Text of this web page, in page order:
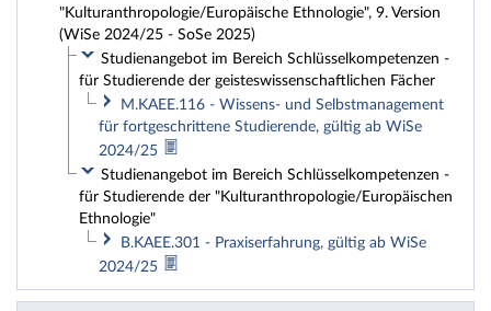
"Kulturanthropologie/Europäische Ethnologie", 9. Version
(WiSe 2024/25 - SoSe 2025)
Studienangebot im Bereich Schlüsselkompetenzen -
für Studierende der geisteswissenschaftlichen Fächer
M.KAEE.116 - Wissens- und Selbstmanagement
für fortgeschrittene Studierende, gültig ab WiSe
2024/25
Studienangebot im Bereich Schlüsselkompetenzen -
für Studierende der "Kulturanthropologie/Europäischen
Ethnologie"
B.KAEE.301 - Praxiserfahrung, gültig ab WiSe
2024/25